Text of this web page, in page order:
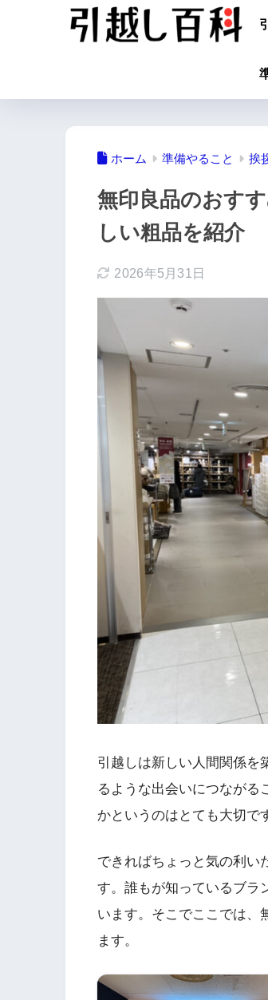
ホーム 準備やること 挨
無印良品のおす
しい粗品を紹介
2026年5月31日
引越しは新しい人間関係を
るような出会いにつながる
かというのはとても大切で
できればちょっと気の利い
す。誰もが知っているブラ
います。そこでここでは、
ます。